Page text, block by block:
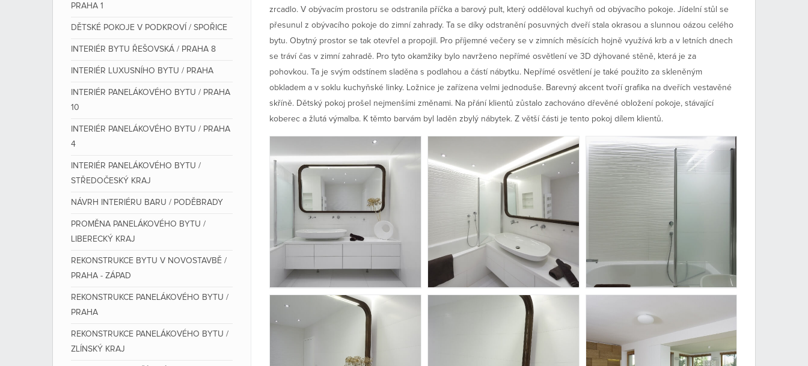
PRAHA 1
DĚTSKÉ POKOJE V PODKROVÍ / SPOŘICE
INTERIÉR BYTU ŘEŠOVSKÁ / PRAHA 8
INTERIÉR LUXUSNÍHO BYTU / PRAHA
INTERIÉR PANELÁKOVÉHO BYTU / PRAHA
10
INTERIÉR PANELÁKOVÉHO BYTU / PRAHA
4
INTERIÉR PANELÁKOVÉHO BYTU /
STŘEDOČESKÝ KRAJ
NÁVRH INTERIÉRU BARU / PODĚBRADY
PROMĚNA PANELÁKOVÉHO BYTU /
LIBERECKÝ KRAJ
REKONSTRUKCE BYTU V NOVOSTAVBĚ /
PRAHA - ZÁPAD
REKONSTRUKCE PANELÁKOVÉHO BYTU /
PRAHA
REKONSTRUKCE PANELÁKOVÉHO BYTU /
ZLÍNSKÝ KRAJ
zrcadlo. V obývacím prostoru se odstranila příčka a barový pult, který odděloval kuchyň od obývacího pokoje. Jídelní stůl se
přesunul z obývacího pokoje do zimní zahrady. Ta se díky odstranění posuvných dveří stala okrasou a slunnou oázou celého
bytu. Obytný prostor se tak otevřel a propojil. Pro příjemné večery se v zimních měsících hojně využívá krb a v letních dnech
se tráví čas v zimní zahradě. Pro tyto okamžiky bylo navrženo nepřímé osvětlení ve 3D dýhované stěně, která je za
pohovkou. Ta je svým odstínem sladěna s podlahou a částí nábytku. Nepřímé osvětlení je také použito za skleněným
obkladem a v soklu kuchyňské linky. Ložnice je zařízena velmi jednoduše. Barevný akcent tvoří grafika na dveřích vestavěné
skříně. Dětský pokoj prošel nejmenšími změnami. Na přání klientů zůstalo zachováno dřevěné obložení pokoje, stávající
koberec a žlutá výmalba. K těmto barvám byl laděn zbylý nábytek. Z větší části je tento pokoj dílem klientů.